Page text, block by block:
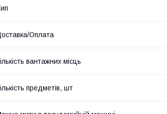
Оплата
вантажних місць
предметів, шт